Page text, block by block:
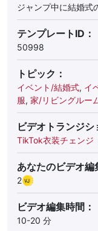
ジャンプ中に結婚式
テンプレートID：
50998
トピック：
イベント/結婚式, イ
服, 家/リビングルー
ビデオトランジシ
TikTok衣装チェンジ
あなたのビデオ編
2
ビデオ編集時間：
10-20 分